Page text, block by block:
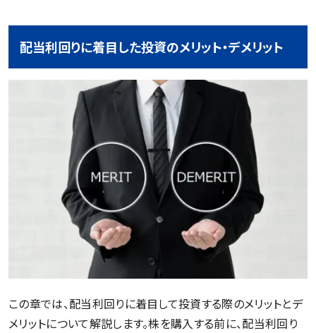
配当利回りに着目した投資のメリット・デメリット
この章では、配当利回りに着目して投資する際のメリットとデ
メリットについて解説します。株を購入する前に、配当利回り